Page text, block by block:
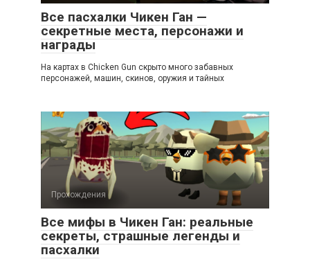
Все пасхалки Чикен Ган —
секретные места, персонажи и
награды
На картах в Chicken Gun скрыто много забавных
персонажей, машин, скинов, оружия и тайных
Прохождения
Все мифы в Чикен Ган: реальные
секреты, страшные легенды и
пасхалки